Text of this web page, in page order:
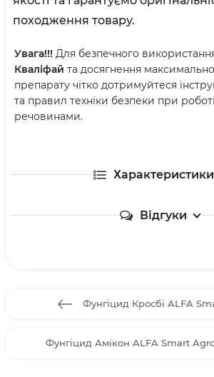
походження товару.
Увага!!! Для безпечного
Кваліфай та досягнення
препарату чітко дотримуйтеся
та правил техніки безпеки при
речовинами.
Характеристики
Відгуки
Фунгіцид Кросбі ALFA
Фунгіцид Амікон ALFA Smart